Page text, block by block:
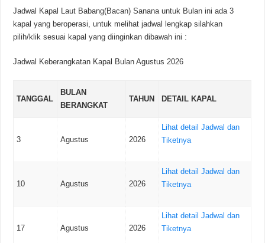
Jadwal Kapal Laut Babang(Bacan) Sanana untuk Bulan ini ada 3
kapal yang beroperasi, untuk melihat jadwal lengkap silahkan
pilih/klik sesuai kapal yang diinginkan dibawah ini :
Jadwal Keberangkatan Kapal Bulan Agustus 2026
TANGGAL
BULAN
BERANGKAT
TAHUN DETAIL KAPAL
3 Agustus 2026
Lihat detail Jadwal dan
Tiketnya
10 Agustus 2026
Lihat detail Jadwal dan
Tiketnya
17 Agustus 2026
Lihat detail Jadwal dan
Tiketnya